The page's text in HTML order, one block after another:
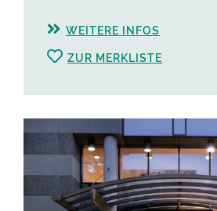
WEITERE INFOS
ZUR MERKLISTE